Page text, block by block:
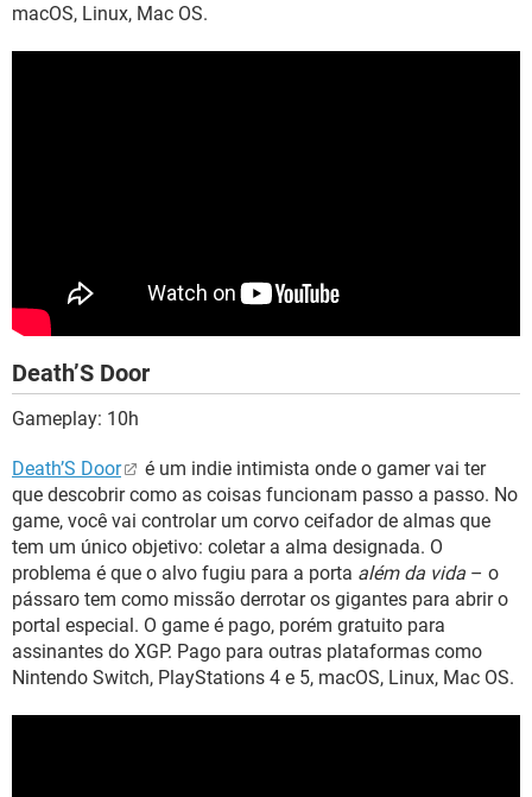
macOS, Linux, Mac OS.
Death’S Door
Gameplay: 10h
Death’S Door
é um indie intimista onde o gamer vai ter
que descobrir como as coisas funcionam passo a passo. No
game, você vai controlar um corvo ceifador de almas que
tem um único objetivo: coletar a alma designada. O
problema é que o alvo fugiu para a porta além da vida – o
pássaro tem como missão derrotar os gigantes para abrir o
portal especial. O game é pago, porém gratuito para
assinantes do XGP. Pago para outras plataformas como
Nintendo Switch, PlayStations 4 e 5, macOS, Linux, Mac OS.